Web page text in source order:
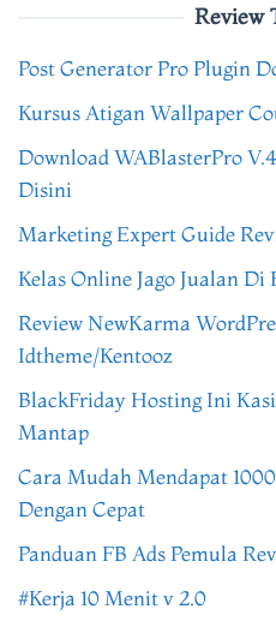
Review
Post Generator Pro Plugin
Kursus Atigan Wallpaper
Download WABlasterPro
Disini
Marketing Expert Guide
Kelas Online Jago Jualan Di
Review NewKarma
Idtheme/Kentooz
BlackFriday Hosting Ini
Mantap
Cara Mudah Mendapat
Dengan Cepat
Panduan FB Ads Pemula
#Kerja 10 Menit v 2.0